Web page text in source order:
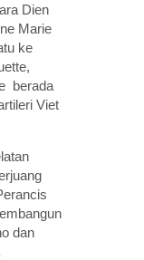
Dien
Marie
ke
berada
Viet
dan